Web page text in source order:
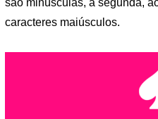
são minúsculas, a segunda,
caracteres maiúsculos.